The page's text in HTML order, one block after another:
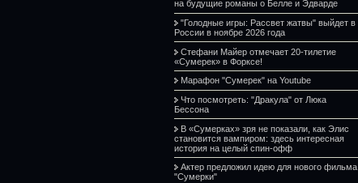
на будущие романы о Белле и Эдварде
"Голодные игры: Рассвет жатвы" выйдет в
России в ноябре 2026 года
Стефани Майер отмечает 20-тилетие
«Сумерек» в Форксе!
Марафон "Сумерек" на Youtube
Что посмотреть: "Дракула" от Люка
Бессона
В «Сумерках» зря не показали, как Элис
становится вампиром: здесь интересная
история на целый спин-офф
Актер предложил идею для нового фильма
"Сумерки"